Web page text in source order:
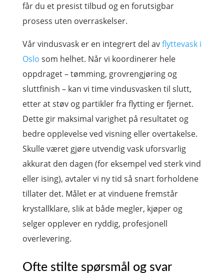
får du et presist tilbud og en forutsigbar
prosess uten overraskelser.
Vår vindusvask er en integrert del avflyttevask i
Oslo som helhet. Når vi koordinerer hele
oppdraget – tømming, grovrengjøring og
sluttfinish – kan vi time vindusvasken til slutt,
etter at støv og partikler fra flytting er fjernet.
Dette gir maksimal varighet på resultatet og
bedre opplevelse ved visning eller overtakelse.
Skulle været gjøre utvendig vask uforsvarlig
akkurat den dagen (for eksempel ved sterk vind
eller ising), avtaler vi ny tid så snart forholdene
tillater det. Målet er at vinduene fremstår
krystallklare, slik at både megler, kjøper og
selger opplever en ryddig, profesjonell
overlevering.
Ofte stilte spørsmål og svar